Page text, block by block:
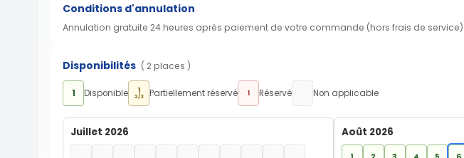
Conditions d'annulation
Annulation gratuite 24 heures après paiement de votre commande (hors frais de service)
Disponibilités ( 2 places )
1 Disponible 1
2/3 Partiellement réservé 1 Réservé Non applicable
Juillet 2026 Août 2026